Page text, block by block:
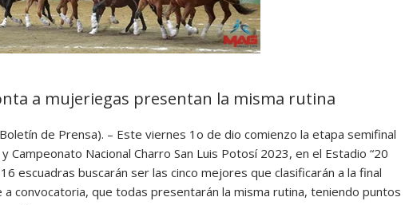
a mujeriegas presentan la misma rutina
de Prensa). – Este viernes 1o de dio comienzo la etapa semifinal
Campeonato Nacional Charro San Luis Potosí 2023, en el Estadio “20
escuadras buscarán ser las cinco mejores que clasificarán a la final
convocatoria, que todas presentarán la misma rutina, teniendo puntos